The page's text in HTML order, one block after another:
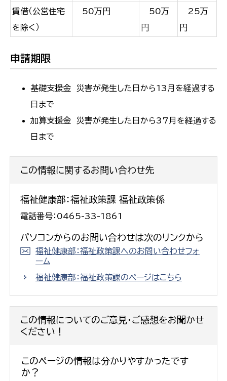
賃借（公営住宅
を除く）
50万円
50万
円
25万
円
申請期限
基礎支援金 災害が発生した日から13月を経過する
日まで
加算支援金 災害が発生した日から37月を経過する
日まで
この情報に関するお問い合わせ先
福祉健康部：福祉政策課 福祉政策係
電話番号：0465-33-1861
パソコンからのお問い合わせは次のリンクから
福祉健康部：福祉政策課へのお問い合わせフォ
ーム
福祉健康部：福祉政策課のページはこちら
この情報についてのご意見・ご感想をお聞かせ
ください！
このページの情報は分かりやすかったです
か？